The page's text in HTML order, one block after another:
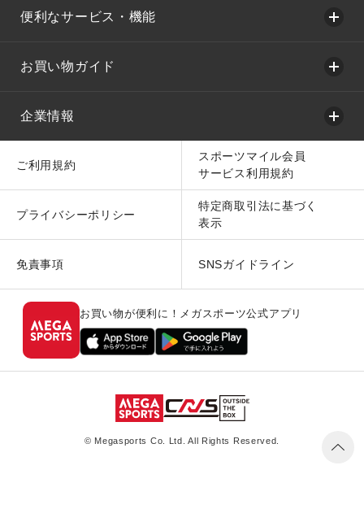
便利なサービス・機能
お買い物ガイド
企業情報
ご利用規約
スポーツマイル会員
サービス利用規約
プライバシーポリシー
特定商取引法に基づく
表示
免責事項 SNSガイドライン
お買い物が便利に！メガスポーツ公式アプリ
© Megasports Co. Ltd. All Rights Reserved.